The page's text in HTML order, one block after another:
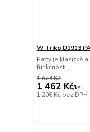
W Triko D1913
Patty je klasické
funkčnost ...
1 624 Kč
1 462 Kč/ks
1 208 Kč bez DPH